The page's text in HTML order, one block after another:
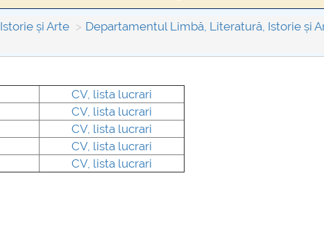
și Arte Departamentul Limbă, Literatură, Istorie și
CV, lista lucrari
CV, lista lucrari
CV, lista lucrari
CV, lista lucrari
CV, lista lucrari
INFORMATII ACTE STUDII